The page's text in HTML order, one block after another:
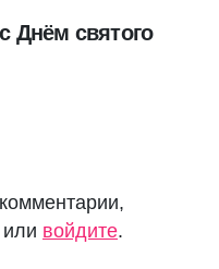
Днём святого
или войдите.